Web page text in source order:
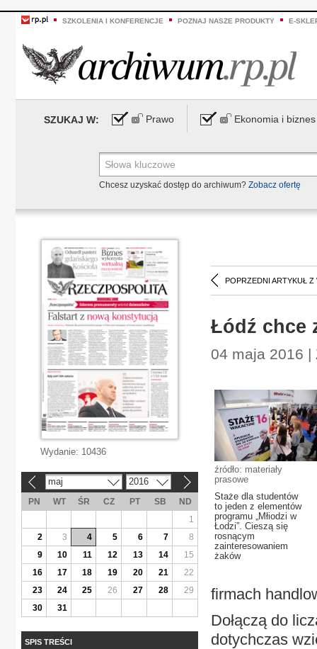
SZKOLENIA I KONFERENCJE POZNAJ NASZE PRODUKTY E-
SZUKAJ W: Prawo Ekonomia i biznes
Chcesz uzyskać dostęp do archiwum? Zobacz ofertę
POPRZEDNI ARTYKUŁ Z
Łódź chce
04 maja 2016 |
źródło: materiały
prasowe
Staże dla studentów
to jeden z elementów
programu „Młiodzi w
Łodzi”. Cieszą się
rosnącym
zainteresowaniem
żaków
firmach
Dołączą do
dotychczas
Wydanie: 10436
maj 2016
PN WT ŚR CZ PT SB
ND
1
2
3 4 5 6 7
8
9
10 11 12 13 14
15
16
17 18 19 20 21
22
23
24 25 26 27 28
29
30
31
SPIS TREŚCI